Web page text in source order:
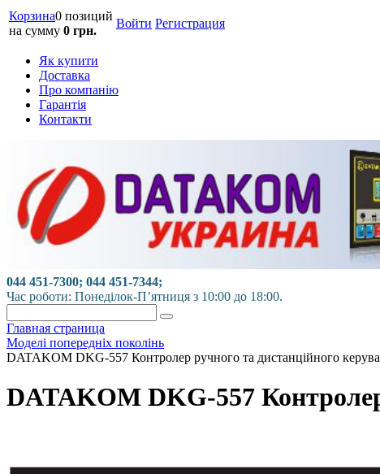
Корзина0 позиций
на сумму 0 грн.
Войти Регистрация
Як купити
Доставка
Про компанію
Гарантія
Контакти
044 451-7300; 044 451-7344;
Час роботи: Понеділок-П’ятниця з 10:00 до 18:00.
Главная страница
Моделі попередніх поколінь
DATAKOM DKG-557 Контролер ручного та дистанційного
DATAKOM DKG-557 Контролер